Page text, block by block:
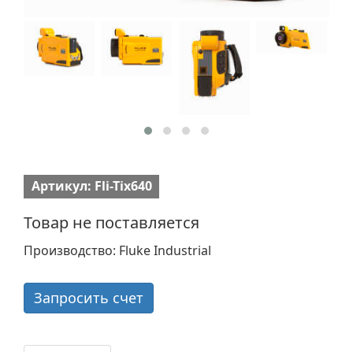
Артикул: Fli-Tix640
Товар не поставляется
Производство: Fluke Industrial
Запросить счет